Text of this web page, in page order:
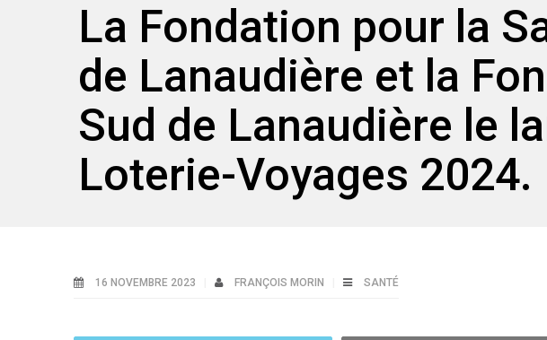
La Fondation pour la
de Lanaudière et la
Sud de Lanaudière le
Loterie-Voyages 2024.
16 NOVEMBRE 2023 FRANÇOIS MORIN SANTÉ